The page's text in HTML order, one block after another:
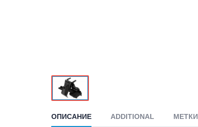
ОПИСАНИЕ ADDITIONAL МЕТКИ